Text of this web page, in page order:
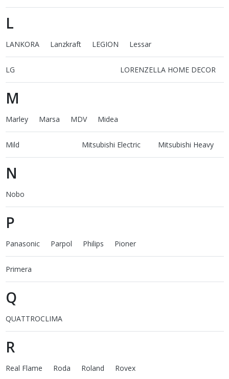
L
LANKORA Lanzkraft LEGION Lessar
LG LORENZELLA HOME DECOR
M
Marley Marsa MDV Midea
Mild Mitsubishi Electric Mitsubishi Heavy
N
Nobo
P
Panasonic Parpol Philips Pioner
Primera
Q
QUATTROCLIMA
R
Real Flame Roda Roland Rovex